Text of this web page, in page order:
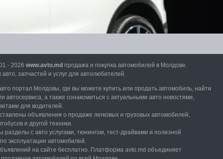
- 2026www.avto.md продажа и покупка автомобилей в Молдове.
запчастей и услуг для автолюбителей.
портал Молдовы, где вы можете купить или продать автомобиль, найти
автосервиса, а также ознакомиться с актуальными авто новостями,
для водителей.
объявления о продаже легковых и грузовых автомобилей,
и другой техники.
разделы с авто услугами,тюнингом, тест-драйвами и полезной
эксплуатации автомобилей.
на сайте бесплатно. Платформа avto.md объединяет